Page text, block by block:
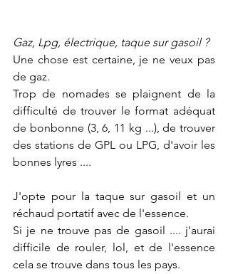
Gaz, Lpg, électrique, taque sur gasoil ?
Une chose est certaine, je ne veux pas
de gaz.
Trop de nomades se plaignent de la
difficulté de trouver le format adéquat
de bonbonne (3, 6, 11 kg ...), de trouver
des stations de GPL ou LPG, d'avoir les
bonnes lyres ....
J'opte pour la taque sur gasoil et un
réchaud portatif avec de l'essence.
Si je ne trouve pas de gasoil .... j'aurai
difficile de rouler, lol, et de l'essence
cela se trouve dans tous les pays.